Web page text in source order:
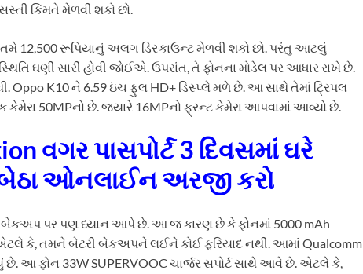
કિંમતે મેળવી શકો છો.
તમે 12,500 રૂપિયાનું અલગ ડિસ્કાઉન્ટ મેળવી શકો છો. પરંતુ આટલું
ઘણી સારી હોવી જોઈએ. ઉપરાંત, તે ફોનના મોડેલ પર આધાર રાખે છે.
Oppo K10 ને 6.59 ઇંચ ફુલ HD+ ડિસ્પ્લે મળે છે. આ સાથે તેમાં ટ્રિપલ
કેમેરા 50MPનો છે. જ્યારે 16MPનો ફ્રન્ટ કેમેરા આપવામાં આવ્યો છે.
વગર પાસપોર્ટ 3 દિવસમાં ઘરે
ઓનલાઈન અરજી કરો
બેકઅપ પર પણ ધ્યાન આપે છે. આ જ કારણ છે કે ફોનમાં 5000 mAh
કે, તમને બેટરી બેકઅપને લઈને કોઈ ફરિયાદ નથી. આમાં Qualcomm
આ ફોન 33W SUPERVOOC ચાર્જર સપોર્ટ સાથે આવે છે. એટલે કે,